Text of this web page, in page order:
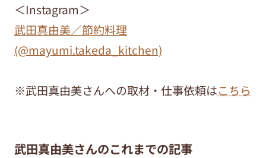
＜Instagram＞
武田真由美／節約料理
(@mayumi.takeda_kitchen)
※武田真由美さんへの取材・仕事依頼はこちら
武田真由美さんのこれまでの記事